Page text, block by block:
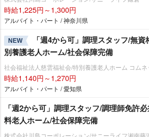
時給1,225円～1,300円
アルバイト・パート / 神奈川県
NEW
「週4から可」調理スタッフ/無
別養護老人ホーム/社会保障完備
社会福祉法人慈雲福祉会/特別養護老人ホーム コム
時給1,140円～1,270円
アルバイト・パート / 愛知県
「週2から可」調理スタッフ/調理師免許
料老人ホーム/社会保障完備
株式会社川島コーポレーション/サニーライフ湘南藤